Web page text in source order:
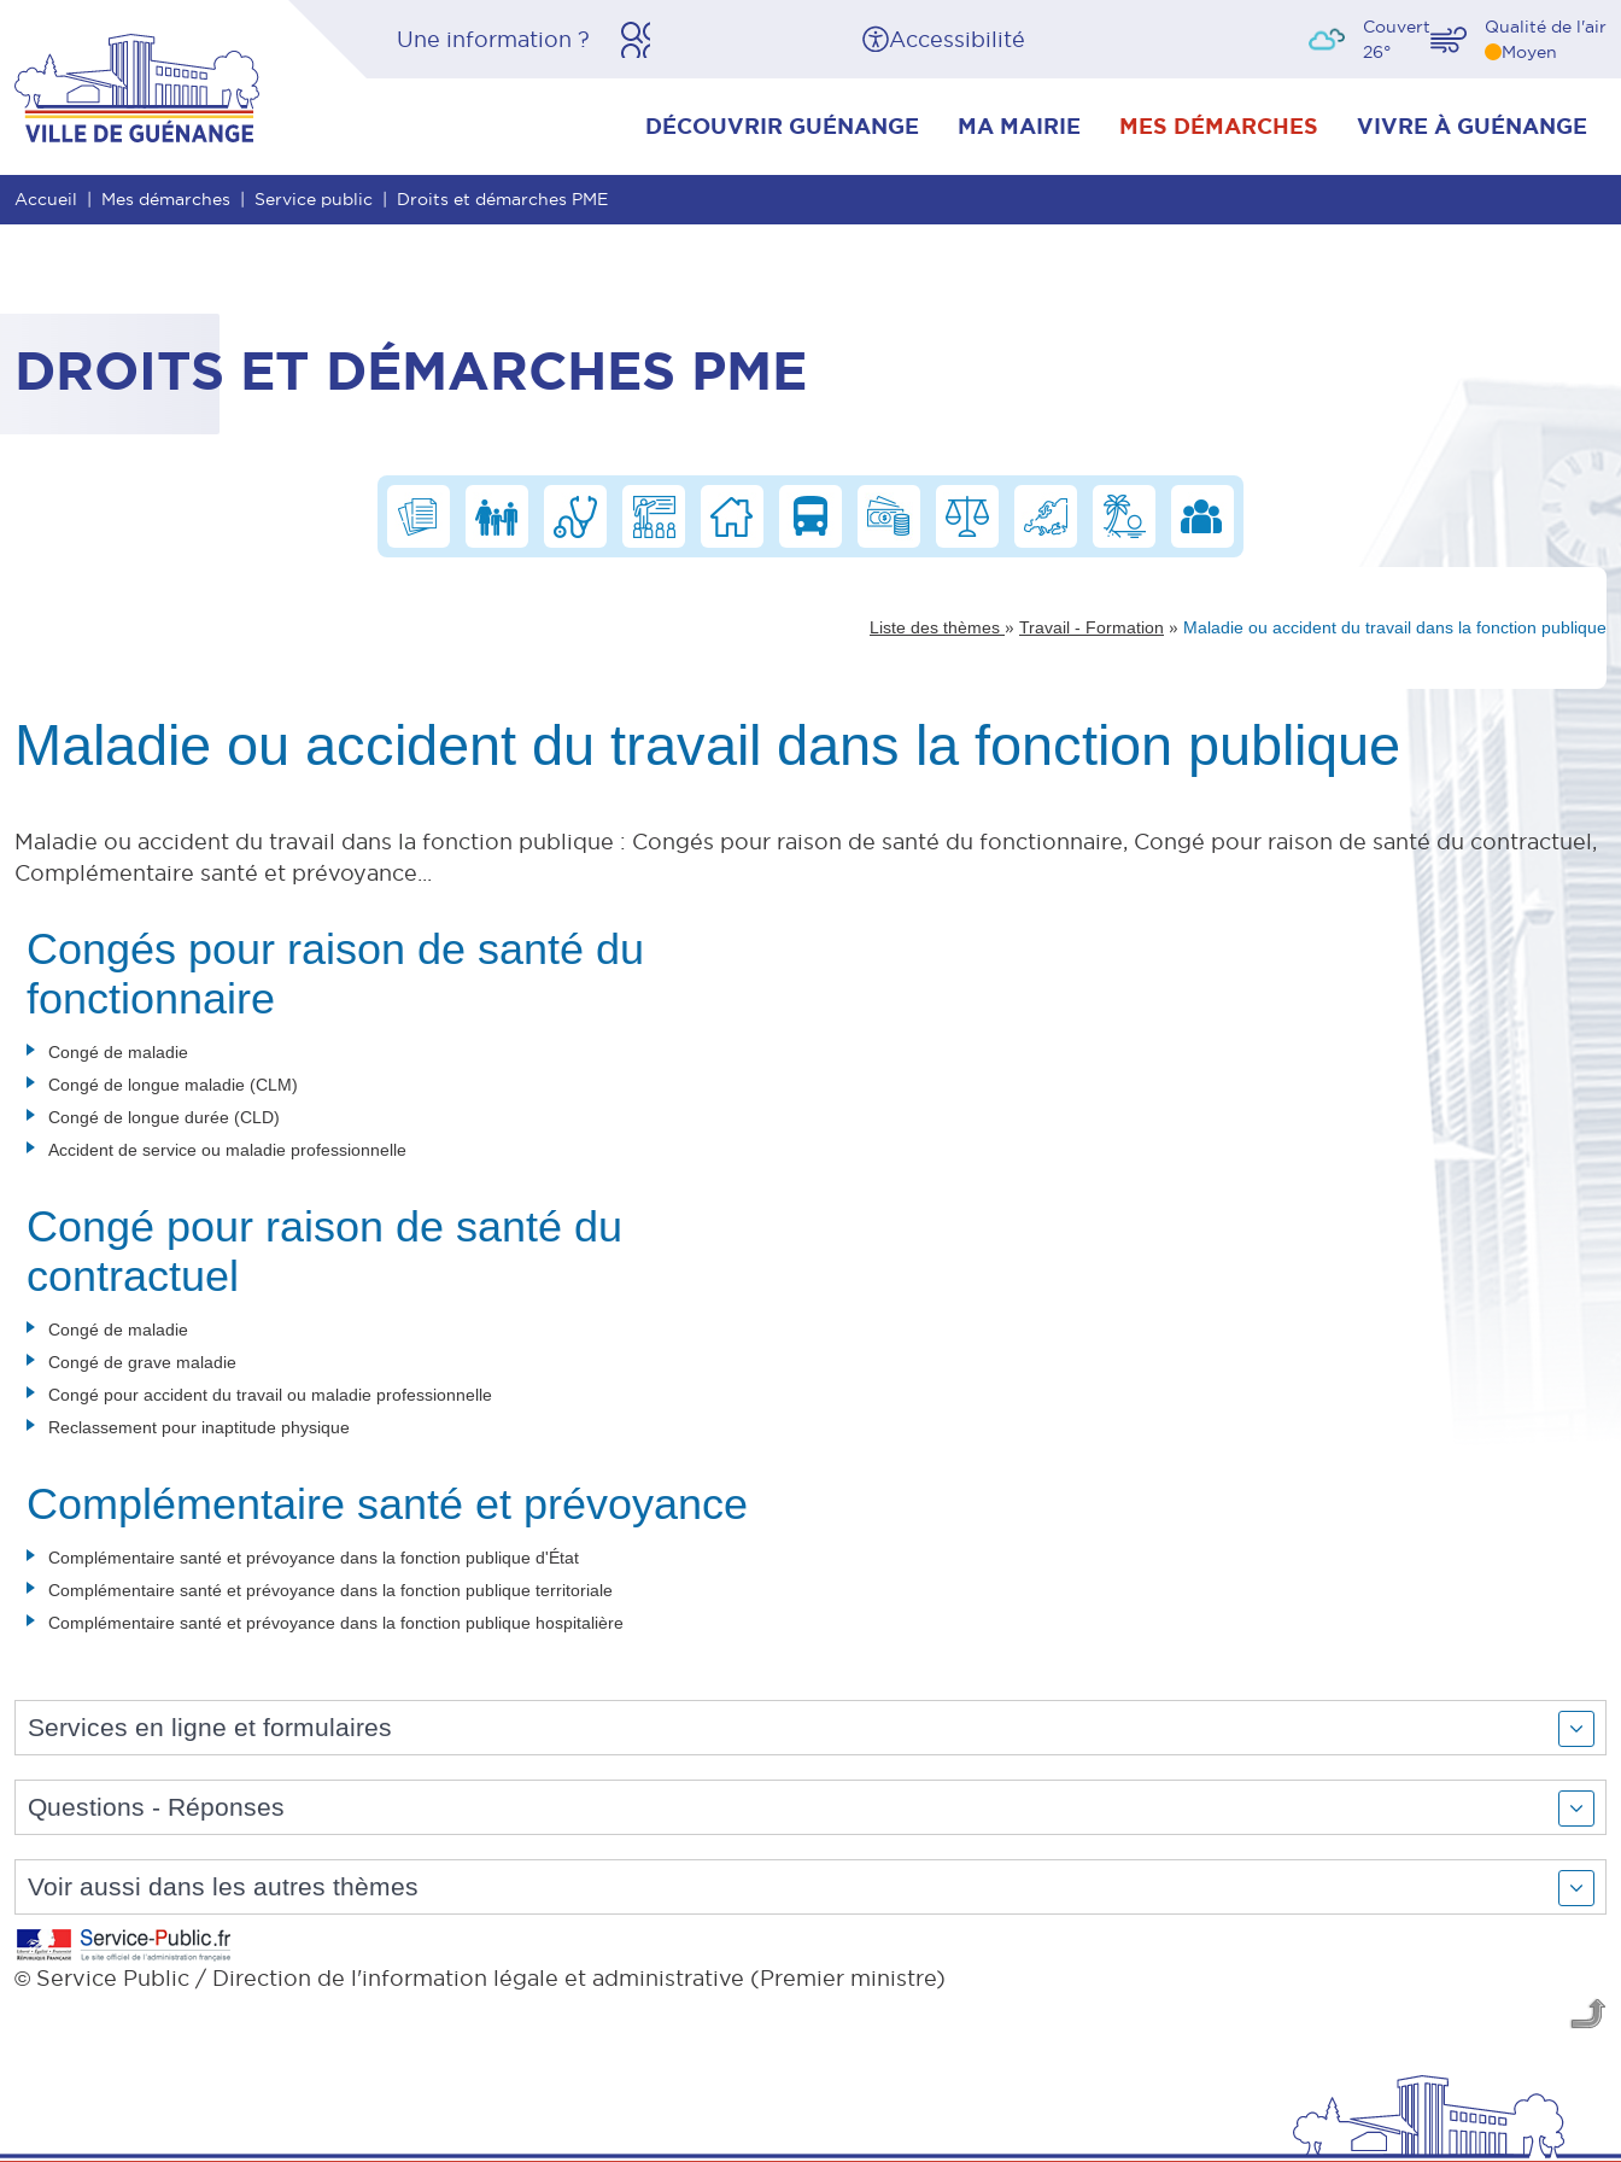
Entête de page Menu principal Recherche Pied de page Accessibilité
Couvert
26°
Qualité de l'air
Moyen
DÉCOUVRIR GUÉNANGE MA MAIRIE MES DÉMARCHES VIVRE À GUÉNANGE
Accueil Mes démarches Service public Droits et démarches PME
DROITS ET DÉMARCHES PME
Liste des thèmes » Travail - Formation » Maladie ou accident du travail dans la fonction publique
Maladie ou accident du travail dans la fonction publique
Maladie ou accident du travail dans la fonction publique : Congés pour raison de santé du fonctionnaire, Congé pour raison de santé du contractuel,
Complémentaire santé et prévoyance...
Congés pour raison de santé du
fonctionnaire
Congé de maladie
Congé de longue maladie (CLM)
Congé de longue durée (CLD)
Accident de service ou maladie professionnelle
Congé pour raison de santé du
contractuel
Congé de maladie
Congé de grave maladie
Congé pour accident du travail ou maladie professionnelle
Reclassement pour inaptitude physique
Complémentaire santé et prévoyance
Complémentaire santé et prévoyance dans la fonction publique d'État
Complémentaire santé et prévoyance dans la fonction publique territoriale
Complémentaire santé et prévoyance dans la fonction publique hospitalière
Services en ligne et formulaires
Questions - Réponses
Voir aussi dans les autres thèmes
© Service Public / Direction de l'information légale et administrative (Premier ministre)